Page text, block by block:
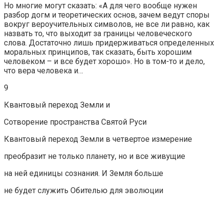
Но многие могут сказать: «А для чего вообще нужен
разбор догм и теоретических основ, зачем ведут споры
вокруг вероучительных символов, не все ли равно, как
назвать то, что выходит за границы человеческого
слова. Достаточно лишь придерживаться определенных
моральных принципов, так сказать, быть хорошим
человеком – и все будет хорошо». Но в том-то и дело,
что вера человека и…
9
Квантовый переход Земли и
Сотворение пространства Святой Руси
Квантовый переход Земли в четвертое измерение
преобразит не только планету, но и все живущие
на ней единицы сознания. И Земля больше
не будет служить Обителью для эволюции